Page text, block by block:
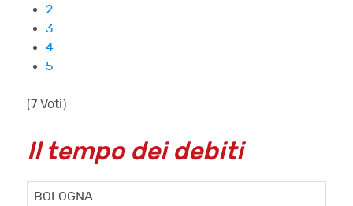
2
3
4
5
(7 Voti)
Il tempo dei debiti
BOLOGNA